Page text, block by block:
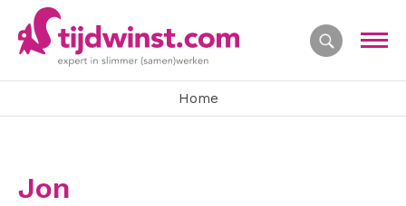
Home
Jon